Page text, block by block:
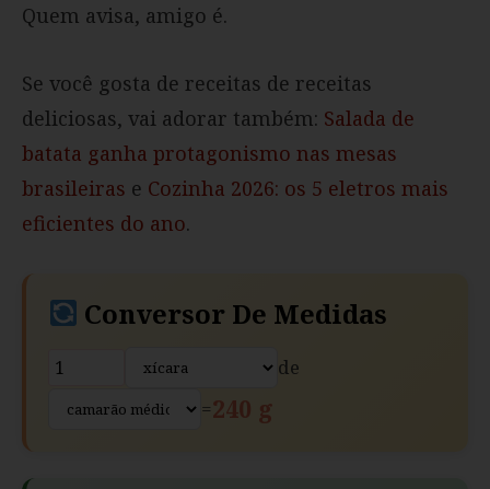
Quem avisa, amigo é.
Se você gosta de receitas de receitas
deliciosas, vai adorar também: Salada de
batata ganha protagonismo nas mesas
brasileiras e Cozinha 2026: os 5 eletros mais
eficientes do ano.
Conversor De Medidas
de
=240 g